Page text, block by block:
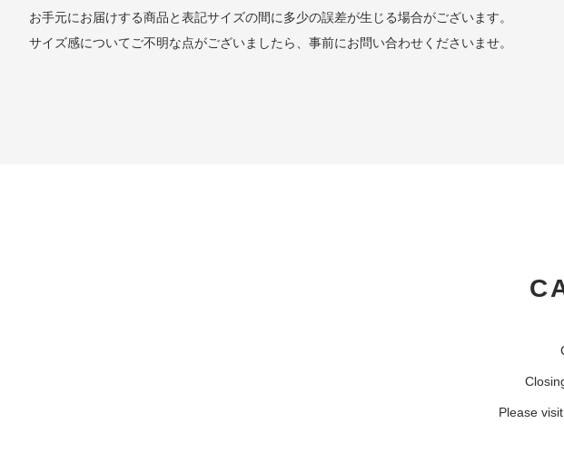
お手元にお届けする商品と表記サイズの間に多少の誤差が生じる場合がございます。
サイズ感についてご不明な点がございましたら、事前にお問い合わせくださいませ。
Please